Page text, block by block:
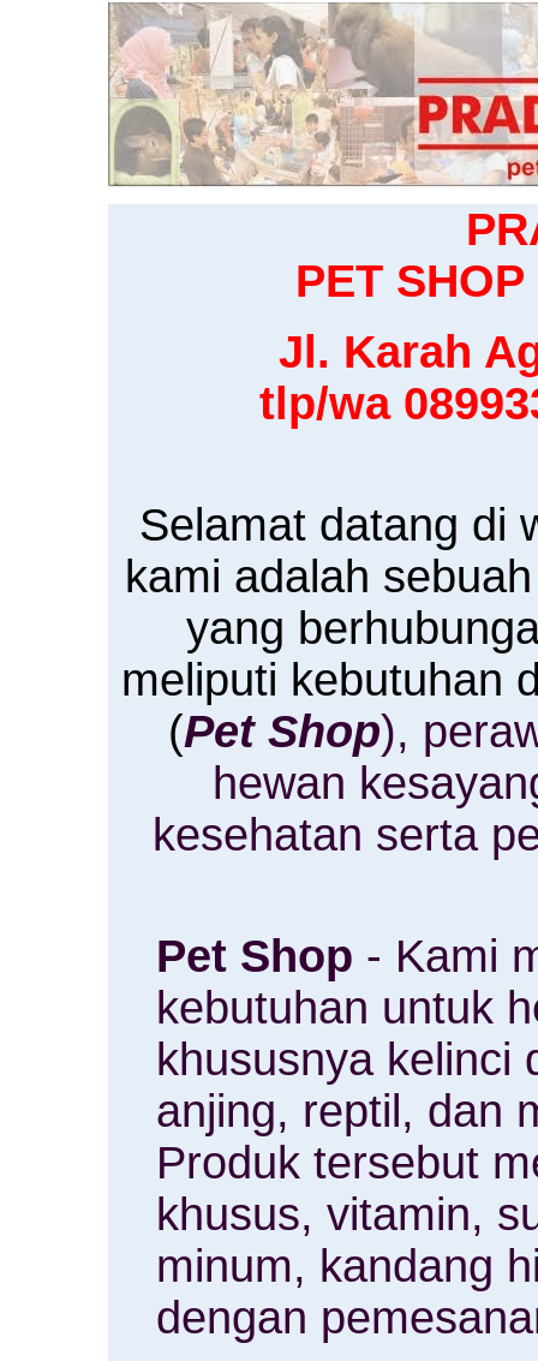
PET
Jl. Karah
tlp/wa
Selamat datang di
kami adalah
yang
meliputi kebutuhan
(Pet Shop),
hewan
kesehatan serta
Pet Shop - Kami
kebutuhan untuk
khususnya kelinci
anjing, reptil, dan
Produk tersebut
khusus, vitamin,
minum, kandang
dengan